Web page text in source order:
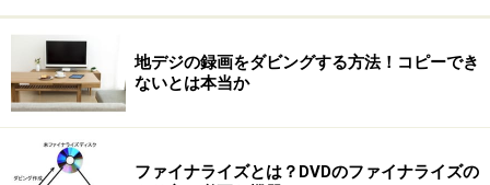
地デジの録画をダビングする方法！コピーでき
ないとは本当か
ファイナライズとは？DVDのファイナライズの